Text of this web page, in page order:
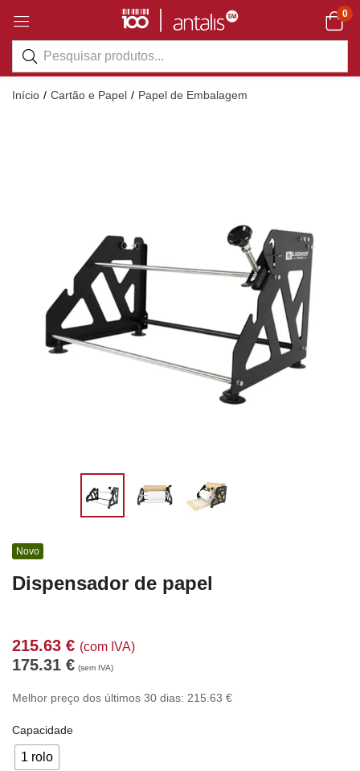
0
Início Cartão e Papel Papel de Embalagem
Dispensador de papel
Novo
215.63 € (com IVA)
175.31 € (sem IVA)
Melhor preço dos últimos 30 dias: 215.63 €
Capacidade
1 rolo